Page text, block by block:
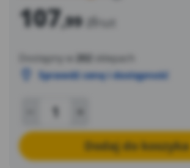
107,99 zł
Dostępny w 202
sklepach
Sprawdź cenę i dostępność
Dodaj do koszyka